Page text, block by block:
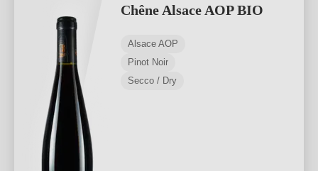
Chêne Alsace AOP BIO
Alsace AOP
Pinot Noir
Secco / Dry